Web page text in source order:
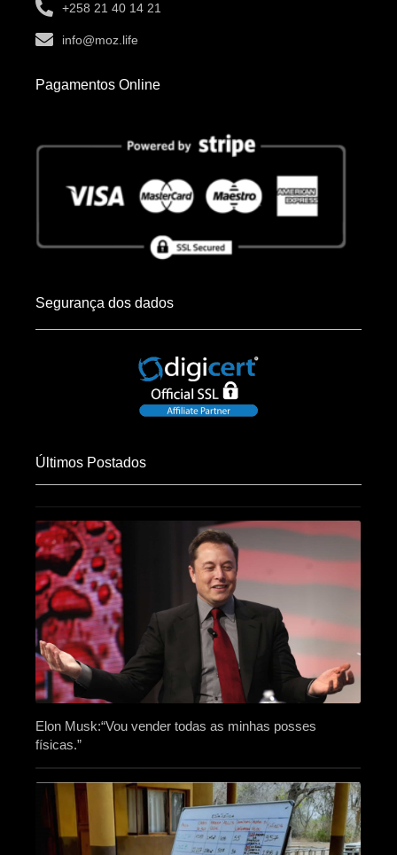
+258 21 40 14 21
info@moz.life
Pagamentos Online
Segurança dos dados
Últimos Postados
Elon Musk:“Vou vender todas as minhas posses
físicas.”